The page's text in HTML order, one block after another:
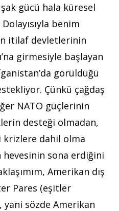
gücü hala küresel
benim
itilaf devletlerinin
girmesiyle başlayan
görüldüğü
Çünkü çağdaş
NATO güçlerinin
desteği olmadan,
krizlere dahil olma
sona erdiğini
Amerikan dış
Pares (eşitler
sözde Amerikan